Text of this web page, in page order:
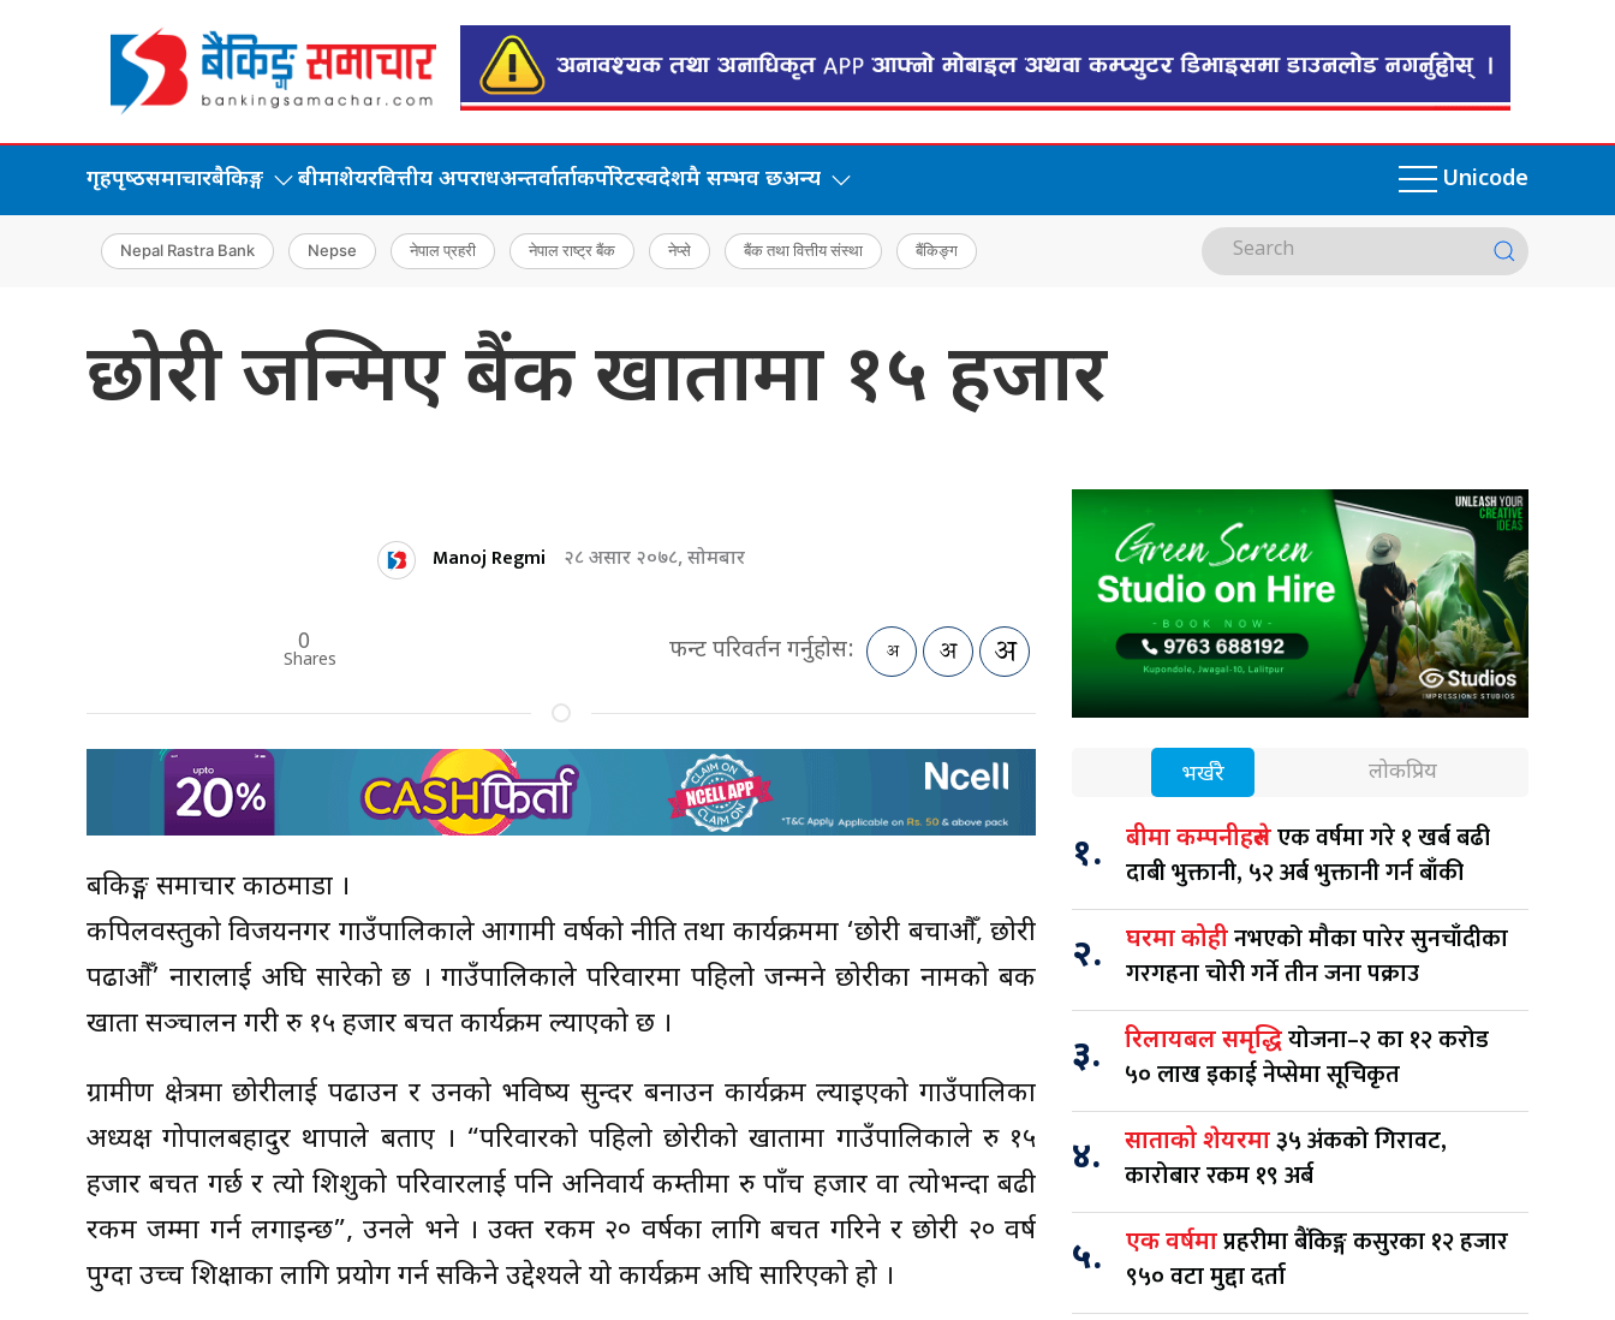
गृहपृष्‍ठसमाचारबैकिङ्ग बीमाशेयरवित्तीय अपराधअन्तर्वार्ताकर्पोरेटस्वदेशमै सम्भव छअन्य Unicode
Nepal Rastra Bank Nepse नेपाल प्रहरी नेपाल राष्ट्र बैंक नेप्से बैंक तथा वित्तीय संस्था बैंकिङ्ग
छोरी जन्मिए बैंक खातामा १५ हजार
Manoj Regmi २८ असार २०७८, सोमबार
0
Shares फन्ट परिवर्तन गर्नुहोस:
बैंकिङ्ग समाचार काठमाडौं ।
कपिलवस्तुको विजयनगर गाउँपालिकाले आगामी वर्षको नीति तथा कार्यक्रममा ‘छोरी बचाऔँ, छोरी
पढाऔँ’ नारालाई अघि सारेको छ । गाउँपालिकाले परिवारमा पहिलो जन्मने छोरीका नामको बैंक
खाता सञ्चालन गरी रु १५ हजार बचत कार्यक्रम ल्याएको छ ।
ग्रामीण क्षेत्रमा छोरीलाई पढाउन र उनको भविष्य सुन्दर बनाउन कार्यक्रम ल्याइएको गाउँपालिका
अध्यक्ष गोपालबहादुर थापाले बताए । “परिवारको पहिलो छोरीको खातामा गाउँपालिकाले रु १५
हजार बचत गर्छ र त्यो शिशुको परिवारलाई पनि अनिवार्य कम्तीमा रु पाँच हजार वा त्योभन्दा बढी
रकम जम्मा गर्न लगाइन्छ”, उनले भने । उक्त रकम २० वर्षका लागि बचत गरिने र छोरी २० वर्ष
पुग्दा उच्च शिक्षाका लागि प्रयोग गर्न सकिने उद्देश्यले यो कार्यक्रम अघि सारिएको हो ।
भर्खरै लोकप्रिय
१. बीमा कम्पनीहरुलेएक वर्षमा गरे १ खर्ब बढी
दाबी भुक्तानी, ५२ अर्ब भुक्तानी गर्न बाँकी
२. घरमा कोहीनभएको मौका पारेर सुनचाँदीका
गरगहना चोरी गर्ने तीन जना पक्राउ
३. रिलायबल समृद्धियोजना–२ का १२ करोड
५० लाख इकाई नेप्सेमा सूचिकृत
४. साताको शेयरमा३५ अंकको गिरावट,
कारोबार रकम १९ अर्ब
५. एक वर्षमाप्रहरीमा बैंकिङ्ग कसुरका १२ हजार
९५० वटा मुद्दा दर्ता